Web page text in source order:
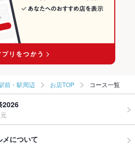
ンキング
前・駅周辺 お店TOP コース一覧
2026
について